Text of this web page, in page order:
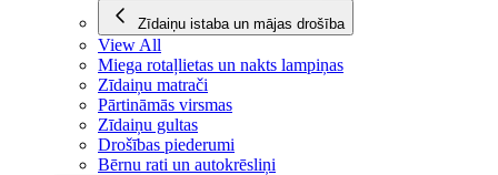
Zīdaiņu istaba un mājas drošība
View All
Miega rotaļlietas un nakts lampiņas
Zīdaiņu matrači
Pārtināmās virsmas
Zīdaiņu gultas
Drošības piederumi
Bērnu rati un autokrēsliņi